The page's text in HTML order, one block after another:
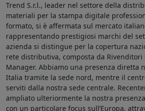
Trend S.r.l., leader nel settore della
materiali per la stampa digitale
formato, si è affermata sul mercato
rappresentando prestigiosi marchi del
azienda si distingue per la copertura
rete distributiva, composta da Rivenditori
Manager. Abbiamo una presenza diretta
Italia tramite la sede nord, mentre il
serviti dalla nostra sede centrale.
ampliato ulteriormente la nostra
con un particolare focus sull’Europa,